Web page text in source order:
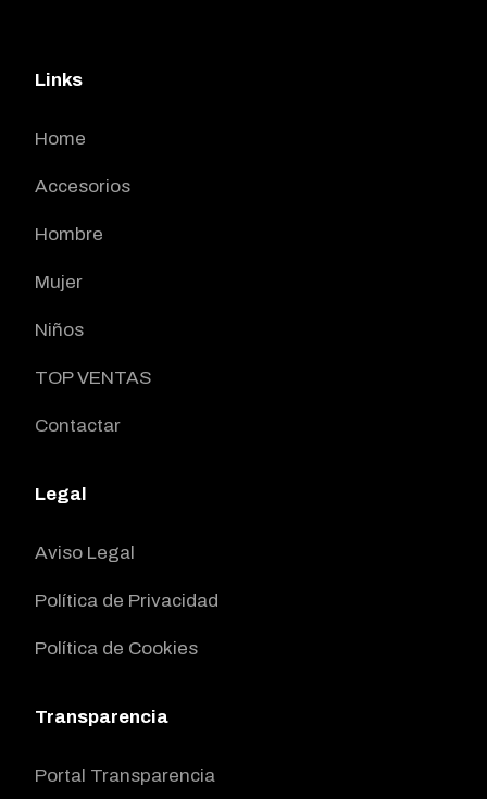
Links
Home
Accesorios
Hombre
Mujer
Niños
TOP VENTAS
Contactar
Legal
Aviso Legal
Política de Privacidad
Política de Cookies
Transparencia
Portal Transparencia